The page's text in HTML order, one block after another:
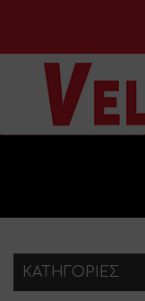
KΑΤΗΓΟΡΊΕΣ